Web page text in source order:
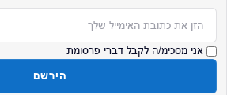
אני מסכימ/ה לקבל דברי פרסומת
הירשם